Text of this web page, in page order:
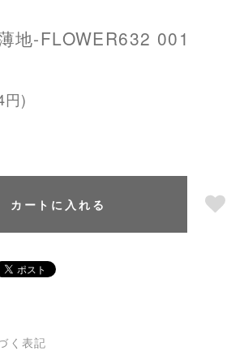
地-FLOWER632 001
)
カートに入れる
く表記